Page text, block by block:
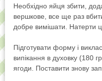
Необхідно яйця збити,
вершкове, все ще раз
добре вимішати. Натерти
Підготувати форму і
випікання в духовку (180
ягоди. Поставити знову